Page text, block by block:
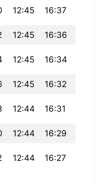
12:45 16:37
12:45 16:36
12:45 16:34
12:45 16:32
12:44 16:31
12:44 16:29
12:44 16:27